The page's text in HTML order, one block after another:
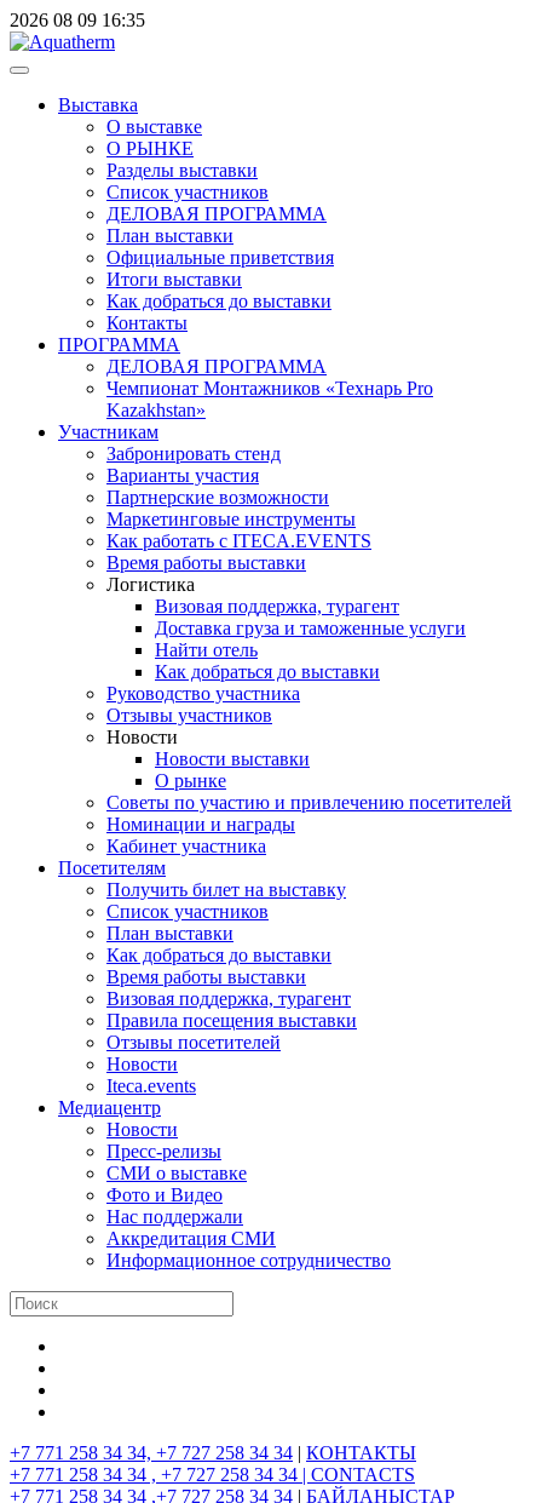
2026 08 09 16:35
Выставка
О выставке
О РЫНКЕ
Разделы выставки
Список участников
ДЕЛОВАЯ ПРОГРАММА
План выставки
Официальные приветствия
Итоги выставки
Как добраться до выставки
Контакты
ПРОГРАММА
ДЕЛОВАЯ ПРОГРАММА
Чемпионат Монтажников «Технарь Pro
Kazakhstan»
Участникам
Забронировать стенд
Варианты участия
Партнерские возможности
Маркетинговые инструменты
Как работать с ITECA.EVENTS
Время работы выставки
Логистика
Визовая поддержка, турагент
Доставка груза и таможенные услуги
Найти отель
Как добраться до выставки
Руководство участника
Отзывы участников
Новости
Новости выставки
О рынке
Советы по участию и привлечению посетителей
Номинации и награды
Кабинет участника
Посетителям
Получить билет на выставку
Список участников
План выставки
Как добраться до выставки
Время работы выставки
Визовая поддержка, турагент
Правила посещения выставки
Отзывы посетителей
Новости
Iteca.events
Медиацентр
Новости
Пресс-релизы
СМИ о выставке
Фото и Видео
Нас поддержали
Аккредитация СМИ
Информационное сотрудничество
+7 771 258 34 34, +7 727 258 34 34 | КОНТАКТЫ
+7 771 258 34 34 , +7 727 258 34 34 | CONTACTS
+7 771 258 34 34 ,+7 727 258 34 34 | БАЙЛАНЫСТАР